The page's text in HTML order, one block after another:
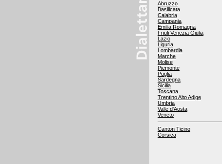
Abruzzo
Basilicata
Calabria
Campania
Emilia Romagna
Friuli Venezia Giulia
Lazio
Liguria
Lombardia
Marche
Molise
Piemonte
Puglia
Sardegna
Sicilia
Toscana
Trentino Alto Adige
Umbria
Valle d'Aosta
Veneto
Canton Ticino
Corsica